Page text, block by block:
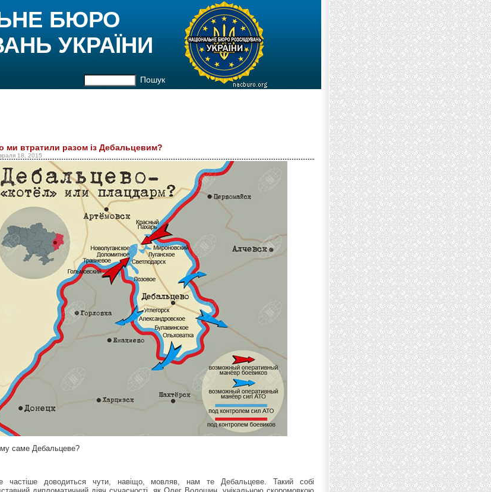
Пошук
БЮРО
УКРАЇНИ
ми втратили разом із Дебальцевим?
18, 2015
саме Дебальцеве?
частіше доводиться чути, навіщо, мовляв, нам те Дебальцеве. Такий собі